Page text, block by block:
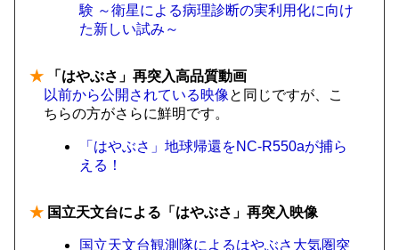
験 ～衛星による病理診断の実利用化に向け
た新しい試み～
★ 「はやぶさ」再突入高品質動画
以前から公開されている映像と同じですが、こ
ちらの方がさらに鮮明です。
「はやぶさ」地球帰還をNC-R550aが捕ら
える！
★ 国立天文台による「はやぶさ」再突入映像
国立天文台観測隊によるはやぶさ大気圏突